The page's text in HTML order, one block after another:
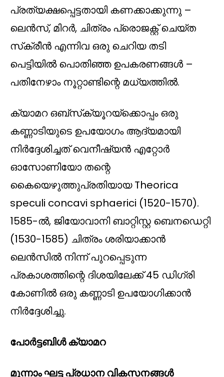
പ്രത്യക്ഷപ്പെട്ടതായി കണക്കാക്കുന്നു –
ലെൻസ്, മിറർ, ചിത്രം പ്രൊജക്റ്റ് ചെയ്‌ത
സ്‌ക്രീൻ എന്നിവ ഒരു ചെറിയ തടി
പെട്ടിയിൽ പൊതിഞ്ഞ ഉപകരണങ്ങൾ –
പതിനേഴാം നൂറ്റാണ്ടിന്റെ മധ്യത്തിൽ.
ക്യാമറ ഒബ്‌സ്‌ക്യൂറയ്‌ക്കൊപ്പം ഒരു
കണ്ണാടിയുടെ ഉപയോഗം ആദ്യമായി
നിർദ്ദേശിച്ചത് വെനീഷ്യൻ എറ്റോർ
ഓസോണിയോ തന്റെ
കൈയെഴുത്തുപ്രതിയായ Theorica
speculi concavi sphaerici (1520-1570).
1585-ൽ, ജിയോവാനി ബാറ്റിസ്റ്റ ബെനഡെറ്റി
(1530-1585) ചിത്രം ശരിയാക്കാൻ
ലെൻസിൽ നിന്ന് പുറപ്പെടുന്ന
പ്രകാശത്തിന്റെ ദിശയിലേക്ക് 45 ഡിഗ്രി
കോണിൽ ഒരു കണ്ണാടി ഉപയോഗിക്കാൻ
നിർദ്ദേശിച്ചു.
പോർട്ടബിൾ ക്യാമറ
മൂന്നാം ഘട്ട പ്രധാന വികസനങ്ങൾ